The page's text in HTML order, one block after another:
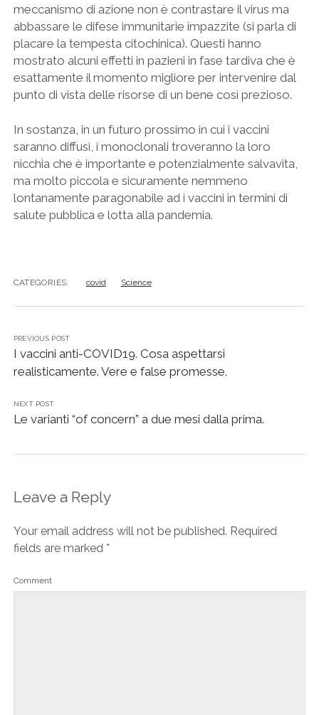
meccanismo di azione non è contrastare il virus ma
abbassare le difese immunitarie impazzite (si parla di
placare la tempesta citochinica). Questi hanno
mostrato alcuni effetti in pazieni in fase tardiva che è
esattamente il momento migliore per intervenire dal
punto di vista delle risorse di un bene così prezioso.
In sostanza, in un futuro prossimo in cui i vaccini
saranno diffusi, i monoclonali troveranno la loro
nicchia che è importante e potenzialmente salvavita,
ma molto piccola e sicuramente nemmeno
lontanamente paragonabile ad i vaccini in termini di
salute pubblica e lotta alla pandemia.
CATEGORIES: covid Science
PREVIOUS POST
I vaccini anti-COVID19. Cosa aspettarsi
realisticamente. Vere e false promesse.
NEXT POST
Le varianti “of concern” a due mesi dalla prima.
Leave a Reply
Your email address will not be published. Required
fields are marked *
Comment